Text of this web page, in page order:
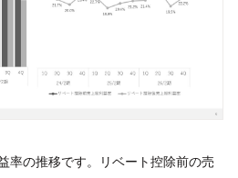
率の推移です。リベート控除前の売